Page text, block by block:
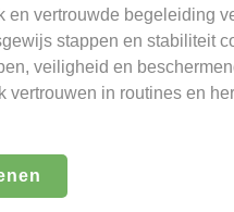
vertrouwde begeleiding
stappen en stabiliteit
veiligheid en
vertrouwen in routines en